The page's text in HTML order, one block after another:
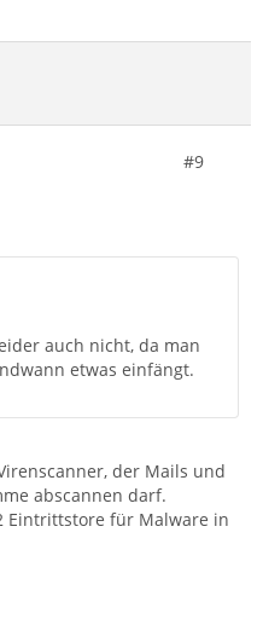
#9
auch nicht, da man
etwas einfängt.
der Mails und
abscannen darf.
Eintrittstore für Malware in